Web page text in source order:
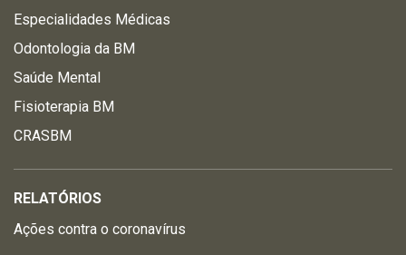
Especialidades Médicas
Odontologia da BM
Saúde Mental
Fisioterapia BM
CRASBM
RELATÓRIOS
Ações contra o coronavírus